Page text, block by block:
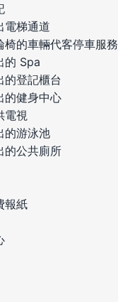
電梯通道
椅的車輛代客停車服務
的 Spa
的登記櫃台
的健身中心
電視
的游泳池
的公共廁所
報紙